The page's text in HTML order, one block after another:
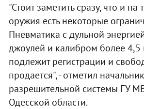
"Стоит заметить сразу, что и на
оружия есть некоторые
Пневматика с дульной
джоулей и калибром более
подлежит регистрации и
продается", - отметил начальник
разрешительной системы ГУ
Одесской области.